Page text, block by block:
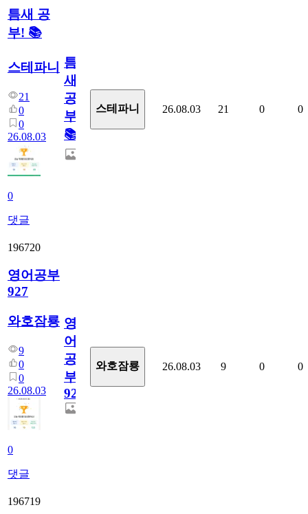
틈새 공
부! 📚
스테파니
21
0
0
26.08.03
0
댓글
틈
새
공
부!
📚
스테파니 26.08.03 21 0 0
196720
영어공부
927
와호잠룡
9
0
0
26.08.03
0
댓글
영
어
공
부
927
와호잠룡 26.08.03 9 0 0
196719